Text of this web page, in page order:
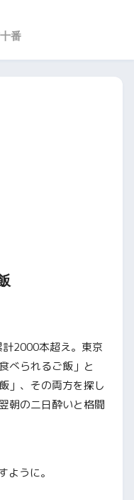
番
2000本超え。東京
べられるご飯」と
」、その両方を探し
朝の二日酔いと格闘
うに。